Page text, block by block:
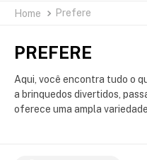
Prefere
PREFERE
Aqui, você encontra tudo o
a brinquedos divertidos,
oferece uma ampla